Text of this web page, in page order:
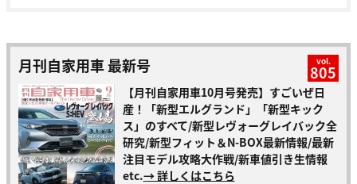
月刊自家用車 最新号 vol.
805
【月刊自家用車10月号発売】すごいぜ日
産！「新型エルグランド」「新型キック
ス」のすべて/新型レヴォーグレイバック全
研究/新型フィット＆N-BOX最新情報/最新
注目モデル攻略大作戦/新車値引き生情報
etc.→ 詳しくはこちら